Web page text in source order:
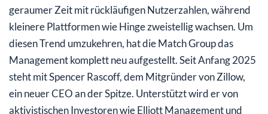
geraumer Zeit mit rückläufigen Nutzerzahlen, während
kleinere Plattformen wie Hinge zweistellig wachsen. Um
diesen Trend umzukehren, hat die Match Group das
Management komplett neu aufgestellt. Seit Anfang 2025
steht mit Spencer Rascoff, dem Mitgründer von Zillow,
ein neuer CEO an der Spitze. Unterstützt wird er von
aktivistischen Investoren wie Elliott Management und